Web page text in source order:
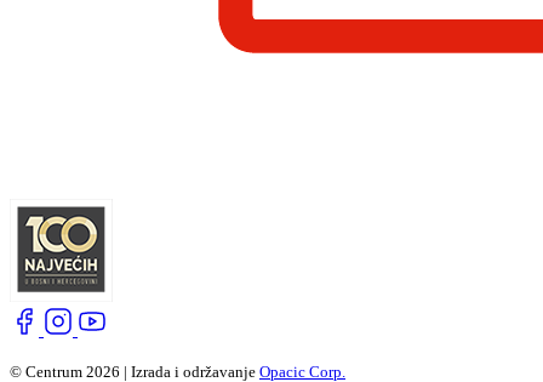
© Centrum 2026 | Izrada i održavanje Opacic Corp.